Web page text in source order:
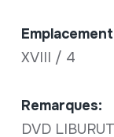
XVIII / 4
Remarques:
DVD